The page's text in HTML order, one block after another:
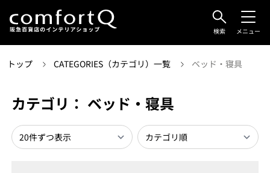
検索 メニュー
トップ CATEGORIES（カテゴリ）一覧 ベッド・寝具
カテゴリ： ベッド・寝具